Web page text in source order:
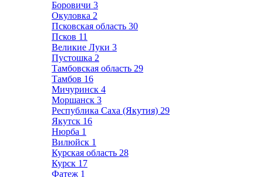
Боровичи 3
Окуловка 2
Псковская область 30
Псков 11
Великие Луки 3
Пустошка 2
Тамбовская область 29
Тамбов 16
Мичуринск 4
Моршанск 3
Республика Саха (Якутия) 29
Якутск 16
Нюрба 1
Вилюйск 1
Курская область 28
Курск 17
Фатеж 1